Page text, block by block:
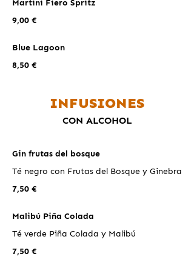
Martini Fiero Spritz
9,00 €
Blue Lagoon
8,50 €
INFUSIONES
CON ALCOHOL
Gin frutas del bosque
Té negro con Frutas del Bosque y Ginebra
7,50 €
Malibú Piña Colada
Té verde Piña Colada y Malibú
7,50 €